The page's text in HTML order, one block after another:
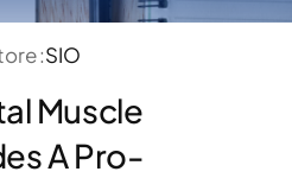
EVENTI
:SIO
Muscle
A Pro-